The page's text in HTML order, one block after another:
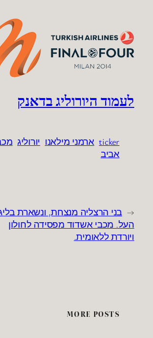
לעמוד היורוליג בדאנק
ticker ארמני מילאנו יורוליג
אביב
← בני הרצליה מנצחת, ונשארת
העל. מכבי אשדוד מפסידה לחולון
ויורדת ללאומית.
MORE POSTS